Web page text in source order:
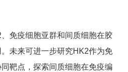
免疫细胞亚群和间质细胞在胶
未来可进一步研究HK2作为免
靶点，探索间质细胞在免疫编